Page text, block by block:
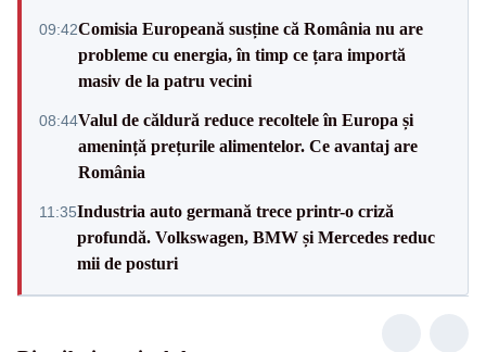
09:42Comisia Europeană susține că România nu are
probleme cu energia, în timp ce țara importă
masiv de la patru vecini
08:44Valul de căldură reduce recoltele în Europa și
amenință prețurile alimentelor. Ce avantaj are
România
11:35Industria auto germană trece printr-o criză
profundă. Volkswagen, BMW și Mercedes reduc
mii de posturi